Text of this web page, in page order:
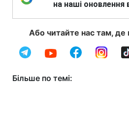
на наші оновлення
Або читайте нас там, де
Більше по темі: